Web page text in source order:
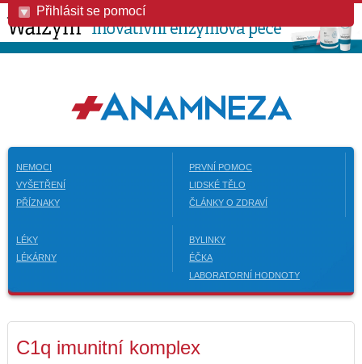
Přihlásit se pomocí
NEMOCI
VYŠETŘENÍ
PŘÍZNAKY
PRVNÍ POMOC
LIDSKÉ TĚLO
ČLÁNKY O ZDRAVÍ
LÉKY
LÉKÁRNY
BYLINKY
ÉČKA
LABORATORNÍ HODNOTY
C1q imunitní komplex